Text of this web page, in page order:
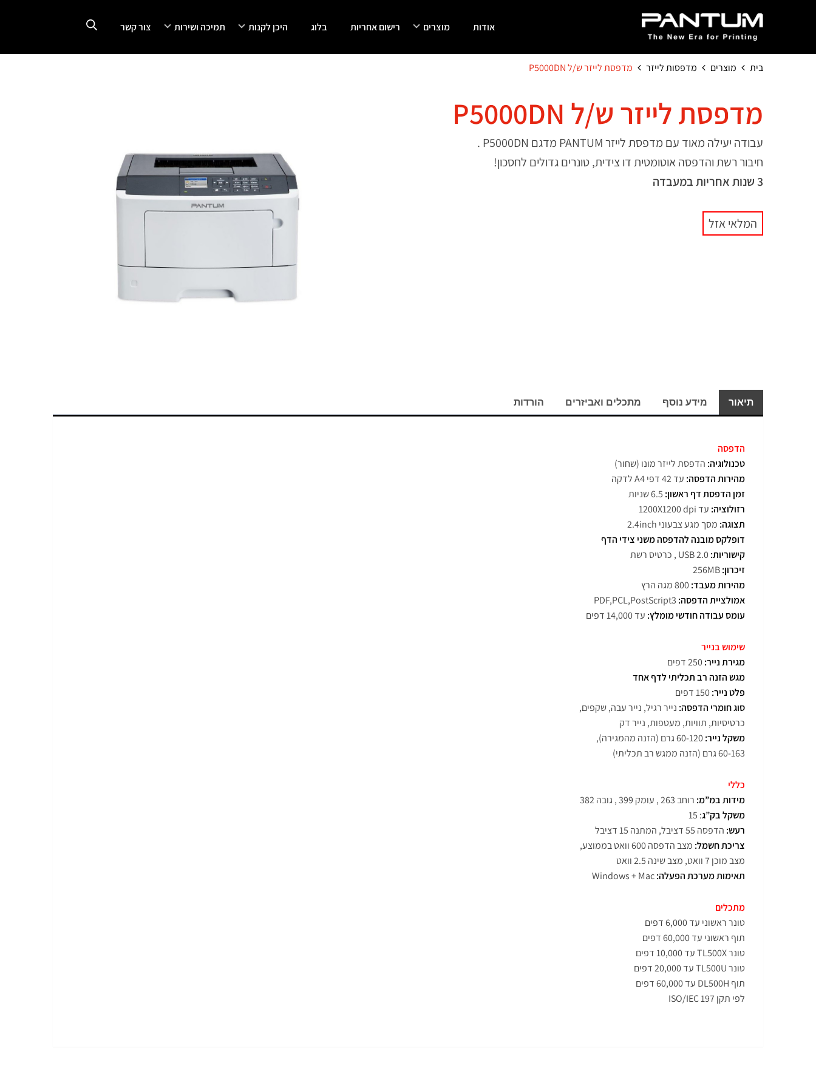
צור קשר תמיכה ושירות היכן לקנות בלוג רישום אחריות מוצרים אודות
בית מוצרים מדפסות לייזר מדפסת לייזר ש/ל P5000DN
מדפסת לייזר ש/ל P5000DN
עבודה יעילה מאוד עם מדפסת לייזר PANTUM מדגם P5000DN .
חיבור רשת והדפסה אוטומטית דו צידית, טונרים גדולים לחסכון!
3 שנות אחריות במעבדה
המלאי אזל
תיאור מידע נוסף מתכלים ואביזרים הורדות
הדפסה
טכנולוגיה: הדפסת לייזר מונו (שחור)
מהירות הדפסה: עד 42 דפי A4 לדקה
זמן הדפסת דף ראשון:
רזולוציה: עד 1200X1200 dpi
תצוגה: מסך מגע צבעוני 2.4inch
דופלקס מובנה להדפסה משני צידי הדף
קישוריות:
זיכרון:
מהירות מעבד:
אמולציית הדפסה:
עומס עבודה חודשי מומלץ: עד 14,000 דפים
שימוש בנייר
מגירת נייר:
מגש הזנה רב תכליתי לדף אחד
פלט נייר:
סוג חומרי הדפסה: נייר רגיל, נייר עבה, שקפים,
כרטיסיות, תוויות, מעטפות, נייר דק
משקל נייר:
60-163 גרם (הזנה ממגש רב תכליתי)
כללי
מידות במ”מ: רוחב 263 , עומק 399 , גובה 382
משקל בק”ג: 15
רעש: הדפסה 55 דציבל, המתנה 15 דציבל
צריכת חשמל: מצב הדפסה 600 וואט בממוצע,
מצב מוכן 7 וואט, מצב שינה 2.5 וואט
תאימות מערכת הפעלה:
מתכלים
טונר ראשוני עד 6,000 דפים
תוף ראשוני עד 60,000 דפים
טונר TL500X עד 10,000 דפים
טונר TL500U עד 20,000 דפים
תוף DL500H עד 60,000 דפים
לפי תקן ISO/IEC 197